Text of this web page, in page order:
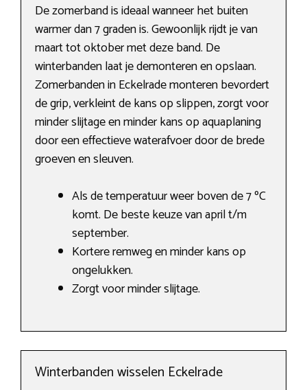
De zomerband is ideaal wanneer het buiten
warmer dan 7 graden is. Gewoonlijk rijdt je van
maart tot oktober met deze band. De
winterbanden laat je demonteren en opslaan.
Zomerbanden in Eckelrade monteren bevordert
de grip, verkleint de kans op slippen, zorgt voor
minder slijtage en minder kans op aquaplaning
door een effectieve waterafvoer door de brede
groeven en sleuven.
Als de temperatuur weer boven de 7 ºC
komt. De beste keuze van april t/m
september.
Kortere remweg en minder kans op
ongelukken.
Zorgt voor minder slijtage.
Winterbanden wisselen Eckelrade